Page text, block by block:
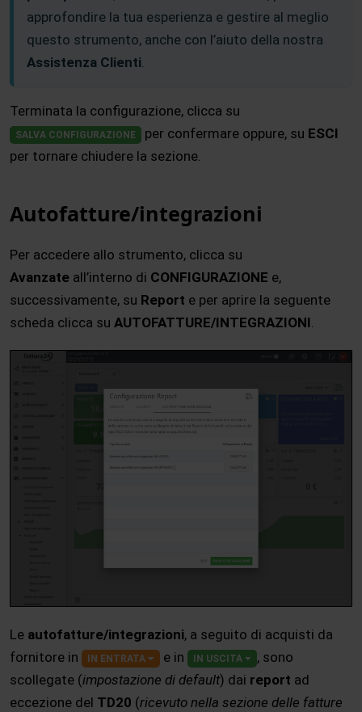
approfondire la tua esperienza e gestire al meglio
questo strumento, anche con l’aiuto della nostra
Assistenza Clienti.
Terminata la configurazione, clicca su
SALVA CONFIGURAZIONE per confermare oppure, su ESCI
per tornare chiudere la sezione.
Autofatture/integrazioni
Per accedere allo strumento, clicca su
Avanzate all’interno di CONFIGURAZIONE e,
successivamente, su Report e per aprire la seguente
scheda clicca su AUTOFATTURE/INTEGRAZIONI.
Le autofatture/integrazioni, a seguito di acquisti da
fornitore in
IN ENTRATA e in IN USCITA
, sono
scollegate (impostazione di default) dai report ad
eccezione del TD20 (ricevuto nella sezione delle fatture